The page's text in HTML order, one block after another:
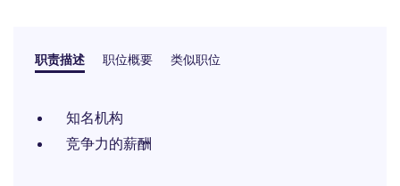
职责描述 职位概要 类似职位
知名机构
竞争力的薪酬